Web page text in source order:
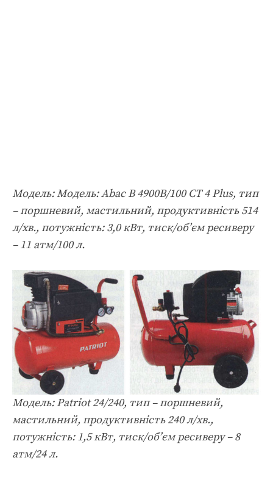
Модель: Модель: Abac B 4900B/100 CT 4 Plus, тип
– поршневий, мастильний, продуктивність 514
л/хв., потужність: 3,0 кВт, тиск/об’єм ресиверу
– 11 атм/100 л.
Модель: Patriot 24/240, тип – поршневий,
мастильний, продуктивність 240 л/хв.,
потужність: 1,5 кВт, тиск/об’єм ресиверу – 8
атм/24 л.